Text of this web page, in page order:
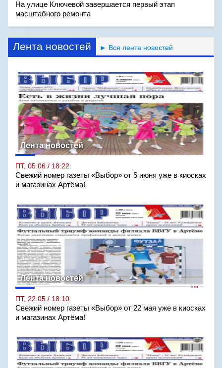
На улице Ключевой завершается первый этап
масштабного ремонта
Лента новостей ► Вся лента новостей
Лента новостей
ПТ, 05.06 / 18:22
Свежий номер газеты «Выбор» от 5 июня уже в киосках
и магазинах Артёма!
Лента новостей
ПТ, 22.05 / 18:10
Свежий номер газеты «Выбор» от 22 мая уже в киосках
и магазинах Артёма!